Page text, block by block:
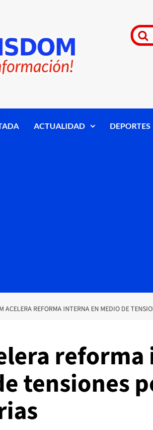
ACTUALIDAD DEPORTES
ACELERA REFORMA INTERNA EN MEDIO DE
tensiones